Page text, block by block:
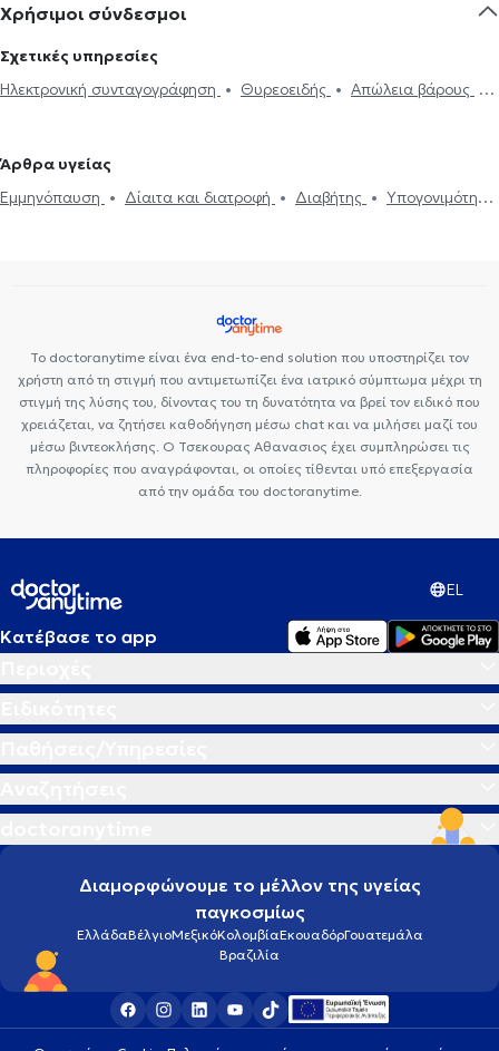
Χρήσιμοι σύνδεσμοι
Σχετικές υπηρεσίες
Ηλεκτρονική συνταγογράφηση
Θυρεοειδής
Απώλεια βάρους
Ακρομεγαλία
Διαταραχές περιόδου
Δίαιτα και διατροφή
Παχυσαρκία
Άρθρα υγείας
Εμμηνόπαυση
Δίαιτα και διατροφή Διαβήτης
Υπογονιμότητα
Το doctoranytime είναι ένα end-to-end solution που υποστηρίζει τον
χρήστη από τη στιγμή που αντιμετωπίζει ένα ιατρικό σύμπτωμα μέχρι τη
στιγμή της λύσης του, δίνοντας του τη δυνατότητα να βρεί τον ειδικό που
χρειάζεται, να ζητήσει καθοδήγηση μέσω chat και να μιλήσει μαζί του
μέσω βιντεοκλήσης. Ο Τσεκουρας Αθανασιος έχει συμπληρώσει τις
πληροφορίες που αναγράφονται, οι οποίες τίθενται υπό επεξεργασία
από την ομάδα του doctoranytime.
EL
Κατέβασε το app
Διαμορφώνουμε το μέλλον της υγείας
παγκοσμίως
ΕλλάδαΒέλγιοΜεξικόΚολομβίαΕκουαδόρΓουατεμάλα
Βραζιλία